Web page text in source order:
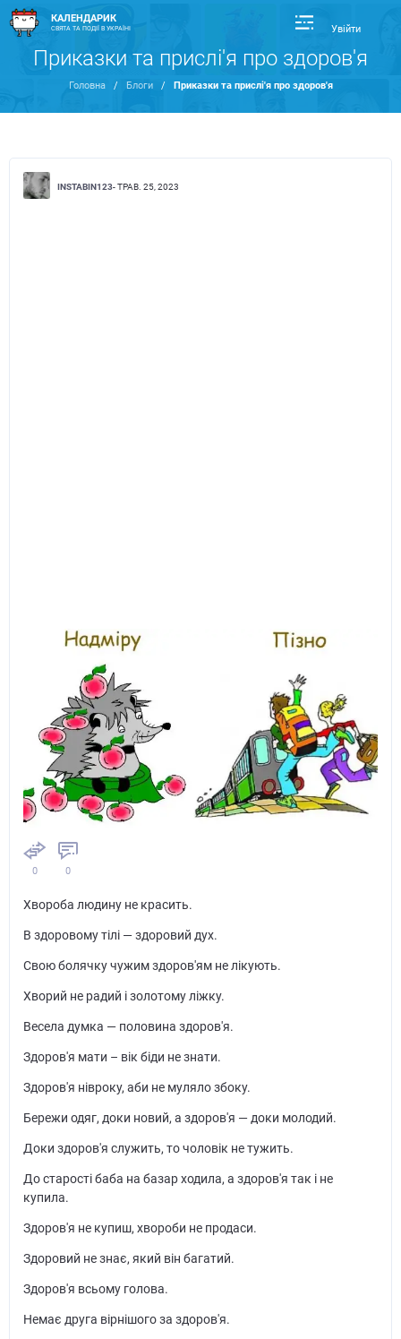
КАЛЕНДАРИК
СВЯТА ТА ПОДІЇ В УКРАЇНІ Увійти
Приказки та прислі'я про здоров'я
Головна / Блоги / Приказки та прислі'я про здоров'я
INSTABIN123- ТРАВ. 25, 2023
0 0
Хвороба людину не красить.
В здоровому тілі — здоровий дух.
Свою болячку чужим здоров'ям не лікують.
Хворий не радий і золотому ліжку.
Весела думка — половина здоров'я.
Здоров'я мати – вік біди не знати.
Здоров'я нівроку, аби не муляло збоку.
Бережи одяг, доки новий, а здоров'я — доки молодий.
Доки здоров'я служить, то чоловік не тужить.
До старості баба на базар ходила, а здоров'я так і не
купила.
Здоров'я не купиш, хвороби не продаси.
Здоровий не знає, який він багатий.
Здоров'я всьому голова.
Немає друга вірнішого за здоров'я.